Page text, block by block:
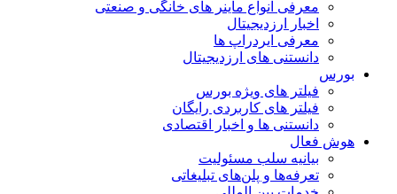
معرفی انواع ماینر های خانگی و صنعتی
اخبار ارزدیجیتال
معرفی ایردراپ ها
دانستنی های ارزدیجیتال
بورس
فیلتر های ویژه بورس
فیلتر های کاربردی رایگان
دانستنی ها و اخبار اقتصادی
هوش فعال
بیانیه سلب مسئولیت
تعرفه‌ها و پلن‌های تبلیغاتی